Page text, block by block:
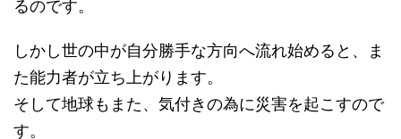
るのです。
しかし世の中が自分勝手な方向へ流れ始めると、ま
た能力者が立ち上がります。
そして地球もまた、気付きの為に災害を起こすので
す。